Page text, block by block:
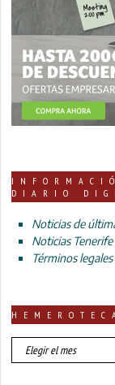
DIARIO
Noticias de
Noticias
Términos legales
HEMEROTECA
DE